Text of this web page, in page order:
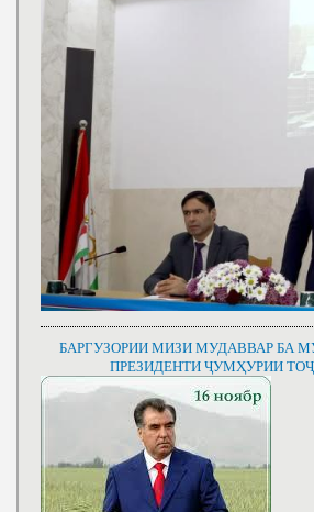
БАРГУЗОРИИ МИЗИ МУДАВВАР БА
ПРЕЗИДЕНТИ ҶУМҲУРИИ